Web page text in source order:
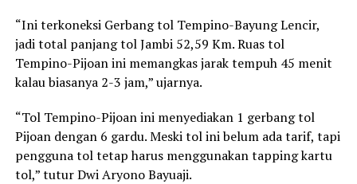
“Ini terkoneksi Gerbang tol Tempino-Bayung Lencir,
jadi total panjang tol Jambi 52,59 Km. Ruas tol
Tempino-Pijoan ini memangkas jarak tempuh 45 menit
kalau biasanya 2-3 jam,” ujarnya.
“Tol Tempino-Pijoan ini menyediakan 1 gerbang tol
Pijoan dengan 6 gardu. Meski tol ini belum ada tarif, tapi
pengguna tol tetap harus menggunakan tapping kartu
tol,” tutur Dwi Aryono Bayuaji.